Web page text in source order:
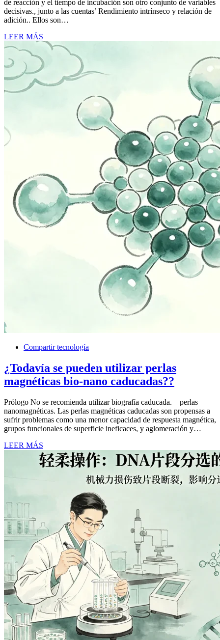
de reacción y el tiempo de incubación son otro conjunto de variables
decisivas., junto a las cuentas’ Rendimiento intrínseco y relación de
adición.. Ellos son…
LEER MÁS
Compartir tecnología
¿Todavía se pueden utilizar perlas
magnéticas bio-nano caducadas??
Prólogo No se recomienda utilizar biografía caducada. – perlas
nanomagnéticas. Las perlas magnéticas caducadas son propensas a
sufrir problemas como una menor capacidad de respuesta magnética,
grupos funcionales de superficie ineficaces, y aglomeración y…
LEER MÁS